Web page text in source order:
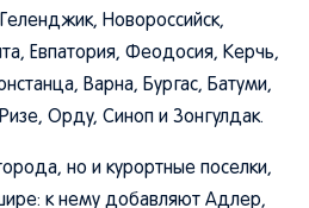
Новороссийск,
Евпатория, Феодосия, Керчь,
Варна, Бургас, Батуми,
Орду, Синоп и Зонгулдак.
но и курортные поселки,
к нему добавляют Адлер,